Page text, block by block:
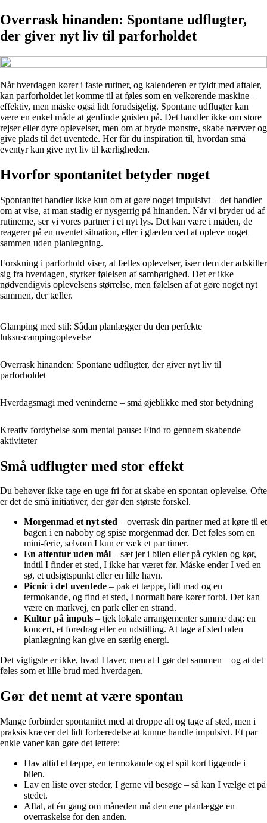
Overrask hinanden: Spontane udflugter,
der giver nyt liv til parforholdet
Når hverdagen kører i faste rutiner, og kalenderen er fyldt med aftaler,
kan parforholdet let komme til at føles som en velkørende maskine –
effektiv, men måske også lidt forudsigelig. Spontane udflugter kan
være en enkel måde at genfinde gnisten på. Det handler ikke om store
rejser eller dyre oplevelser, men om at bryde mønstre, skabe nærvær og
give plads til det uventede. Her får du inspiration til, hvordan små
eventyr kan give nyt liv til kærligheden.
Hvorfor spontanitet betyder noget
Spontanitet handler ikke kun om at gøre noget impulsivt – det handler
om at vise, at man stadig er nysgerrig på hinanden. Når vi bryder ud af
rutinerne, ser vi vores partner i et nyt lys. Det kan være i måden, de
reagerer på en uventet situation, eller i glæden ved at opleve noget
sammen uden planlægning.
Forskning i parforhold viser, at fælles oplevelser, især dem der adskiller
sig fra hverdagen, styrker følelsen af samhørighed. Det er ikke
nødvendigvis oplevelsens størrelse, men følelsen af at gøre noget nyt
sammen, der tæller.
Glamping med stil: Sådan planlægger du den perfekte
luksuscampingoplevelse
Overrask hinanden: Spontane udflugter, der giver nyt liv til
parforholdet
Hverdagsmagi med veninderne – små øjeblikke med stor betydning
Kreativ fordybelse som mental pause: Find ro gennem skabende
aktiviteter
Små udflugter med stor effekt
Du behøver ikke tage en uge fri for at skabe en spontan oplevelse. Ofte
er det de små initiativer, der gør den største forskel.
Morgenmad et nyt sted – overrask din partner med at køre til et
bageri i en naboby og spise morgenmad der. Det føles som en
mini-ferie, selvom I kun er væk et par timer.
En aftentur uden mål – sæt jer i bilen eller på cyklen og kør,
indtil I finder et sted, I ikke har været før. Måske ender I ved en
sø, et udsigtspunkt eller en lille havn.
Picnic i det uventede – pak et tæppe, lidt mad og en
termokande, og find et sted, I normalt bare kører forbi. Det kan
være en markvej, en park eller en strand.
Kultur på impuls – tjek lokale arrangementer samme dag: en
koncert, et foredrag eller en udstilling. At tage af sted uden
planlægning kan give en særlig energi.
Det vigtigste er ikke, hvad I laver, men at I gør det sammen – og at det
føles som et lille brud med hverdagen.
Gør det nemt at være spontan
Mange forbinder spontanitet med at droppe alt og tage af sted, men i
praksis kræver det lidt forberedelse at kunne handle impulsivt. Et par
enkle vaner kan gøre det lettere:
Hav altid et tæppe, en termokande og et spil kort liggende i
bilen.
Lav en liste over steder, I gerne vil besøge – så kan I vælge et på
stedet.
Aftal, at én gang om måneden må den ene planlægge en
overraskelse for den anden.